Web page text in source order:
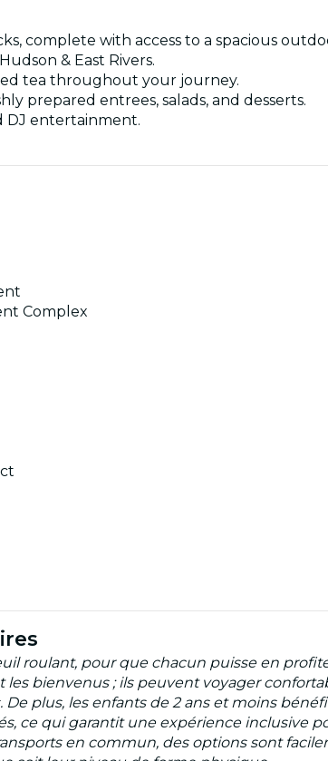
complete with access to a spacious
& East Rivers.
tea throughout your journey.
prepared entrees, salads, and desserts.
DJ entertainment.
Complex
roulant, pour que chacun puisse en
les bienvenus ; ils peuvent voyager
plus, les enfants de 2 ans et moins
ce qui garantit une expérience inclusive
en commun, des options sont